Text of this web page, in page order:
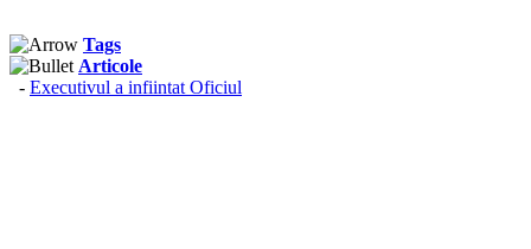
Tags
Articole
- Executivul a infiintat Oficiul